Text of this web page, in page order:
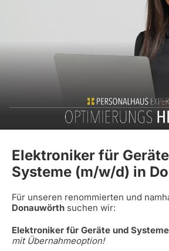
Elektroniker für
Systeme (m/w/d) in
Für unseren renommierten und
Donauwörth suchen wir:
Elektroniker für Geräte und
mit Übernahmeoption!